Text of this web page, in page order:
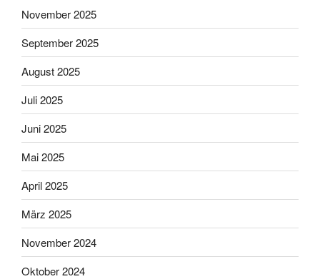
November 2025
September 2025
August 2025
Juli 2025
Juni 2025
Mai 2025
April 2025
März 2025
November 2024
Oktober 2024